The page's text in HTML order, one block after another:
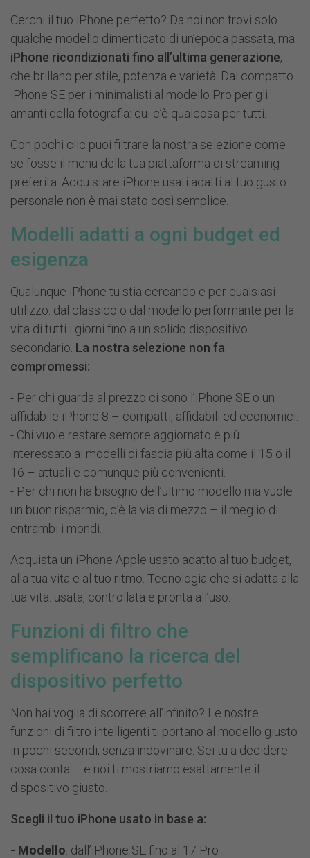
Cerchi il tuo iPhone perfetto? Da noi non trovi solo
qualche modello dimenticato di un’epoca passata, ma
iPhone ricondizionati fino all’ultima generazione,
che brillano per stile, potenza e varietà. Dal compatto
iPhone SE per i minimalisti al modello Pro per gli
amanti della fotografia: qui c’è qualcosa per tutti.
Con pochi clic puoi filtrare la nostra selezione come
se fosse il menu della tua piattaforma di streaming
preferita. Acquistare iPhone usati adatti al tuo gusto
personale non è mai stato così semplice.
Modelli adatti a ogni budget ed
esigenza
Qualunque iPhone tu stia cercando e per qualsiasi
utilizzo: dal classico o dal modello performante per la
vita di tutti i giorni fino a un solido dispositivo
secondario. La nostra selezione non fa
compromessi:
- Per chi guarda al prezzo ci sono l’iPhone SE o un
affidabile iPhone 8 – compatti, affidabili ed economici.
- Chi vuole restare sempre aggiornato è più
interessato ai modelli di fascia più alta come il 15 o il
16 – attuali e comunque più convenienti.
- Per chi non ha bisogno dell’ultimo modello ma vuole
un buon risparmio, c’è la via di mezzo – il meglio di
entrambi i mondi.
Acquista un iPhone Apple usato adatto al tuo budget,
alla tua vita e al tuo ritmo. Tecnologia che si adatta alla
tua vita: usata, controllata e pronta all’uso.
Funzioni di filtro che
semplificano la ricerca del
dispositivo perfetto
Non hai voglia di scorrere all’infinito? Le nostre
funzioni di filtro intelligenti ti portano al modello giusto
in pochi secondi, senza indovinare. Sei tu a decidere
cosa conta – e noi ti mostriamo esattamente il
dispositivo giusto.
Scegli il tuo iPhone usato in base a:
- Modello: dall’iPhone SE fino al 17 Pro